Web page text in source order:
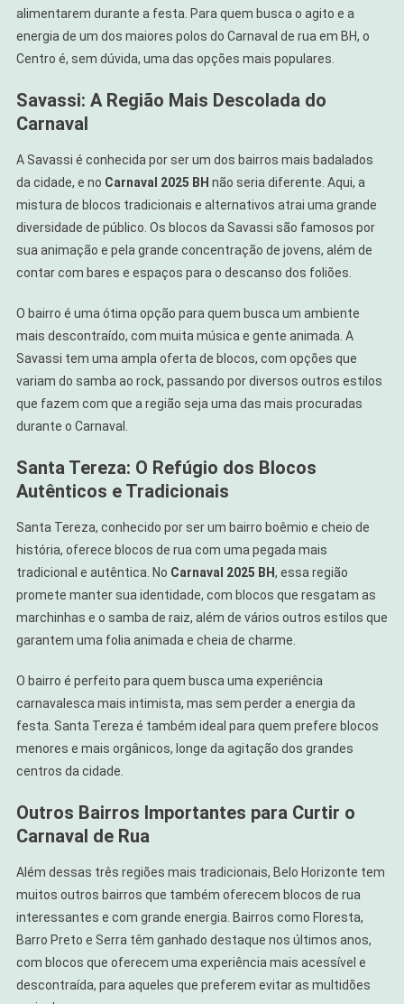
alimentarem durante a festa. Para quem busca o agito e a
energia de um dos maiores polos do Carnaval de rua em BH, o
Centro é, sem dúvida, uma das opções mais populares.
Savassi: A Região Mais Descolada do
Carnaval
A Savassi é conhecida por ser um dos bairros mais badalados
da cidade, e no Carnaval 2025 BH não seria diferente. Aqui, a
mistura de blocos tradicionais e alternativos atrai uma grande
diversidade de público. Os blocos da Savassi são famosos por
sua animação e pela grande concentração de jovens, além de
contar com bares e espaços para o descanso dos foliões.
O bairro é uma ótima opção para quem busca um ambiente
mais descontraído, com muita música e gente animada. A
Savassi tem uma ampla oferta de blocos, com opções que
variam do samba ao rock, passando por diversos outros estilos
que fazem com que a região seja uma das mais procuradas
durante o Carnaval.
Santa Tereza: O Refúgio dos Blocos
Autênticos e Tradicionais
Santa Tereza, conhecido por ser um bairro boêmio e cheio de
história, oferece blocos de rua com uma pegada mais
tradicional e autêntica. No Carnaval 2025 BH, essa região
promete manter sua identidade, com blocos que resgatam as
marchinhas e o samba de raiz, além de vários outros estilos que
garantem uma folia animada e cheia de charme.
O bairro é perfeito para quem busca uma experiência
carnavalesca mais intimista, mas sem perder a energia da
festa. Santa Tereza é também ideal para quem prefere blocos
menores e mais orgânicos, longe da agitação dos grandes
centros da cidade.
Outros Bairros Importantes para Curtir o
Carnaval de Rua
Além dessas três regiões mais tradicionais, Belo Horizonte tem
muitos outros bairros que também oferecem blocos de rua
interessantes e com grande energia. Bairros como Floresta,
Barro Preto e Serra têm ganhado destaque nos últimos anos,
com blocos que oferecem uma experiência mais acessível e
descontraída, para aqueles que preferem evitar as multidões